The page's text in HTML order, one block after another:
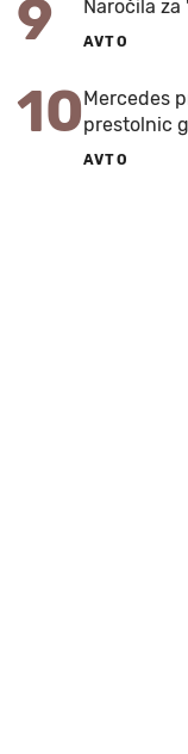
9 Naročila
AVTO
10 Mercedes
prestolnic
AVTO